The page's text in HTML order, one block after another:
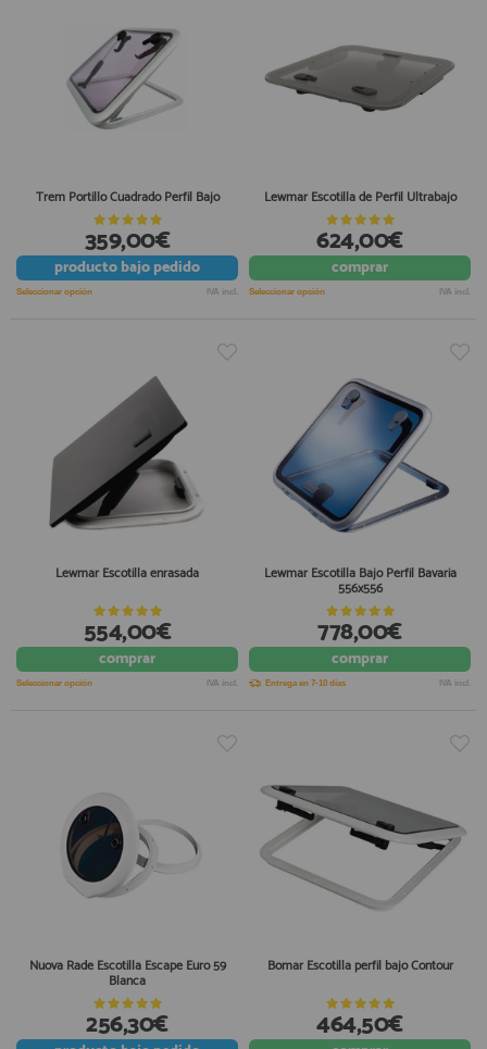
Trem Portillo Cuadrado Perfil Bajo
359,00€
productobajo pedido
Seleccionar opción IVA incl.
Lewmar Escotilla de Perfil Ultrabajo
624,00€
comprar
Seleccionar opción IVA incl.
Lewmar Escotilla enrasada
554,00€
comprar
Seleccionar opción IVA incl.
Lewmar Escotilla Bajo Perfil Bavaria
556x556
778,00€
comprar
Entrega en 7-10 días IVA incl.
Nuova Rade Escotilla Escape Euro 59
Blanca
256,30€
Bomar Escotilla perfil bajo Contour
464,50€